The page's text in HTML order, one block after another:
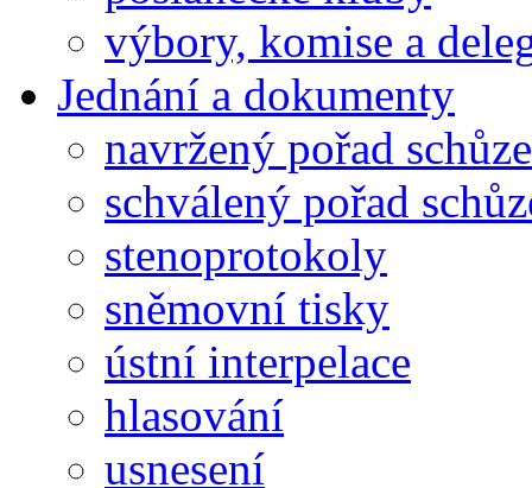
výbory, komise a
Jednání a dokumenty
navržený pořad schůze
schválený pořad
stenoprotokoly
sněmovní tisky
ústní interpelace
hlasování
usnesení